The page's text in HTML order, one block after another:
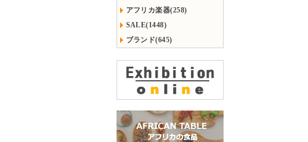
アフリカ楽器(258)
SALE(1448)
ブランド(645)